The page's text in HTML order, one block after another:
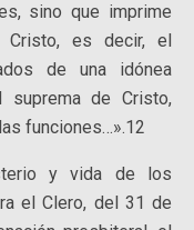
sino que imprime
Cristo, es decir, el
de una idónea
suprema de Cristo,
funciones…».12
y vida de los
el Clero, del 31 de